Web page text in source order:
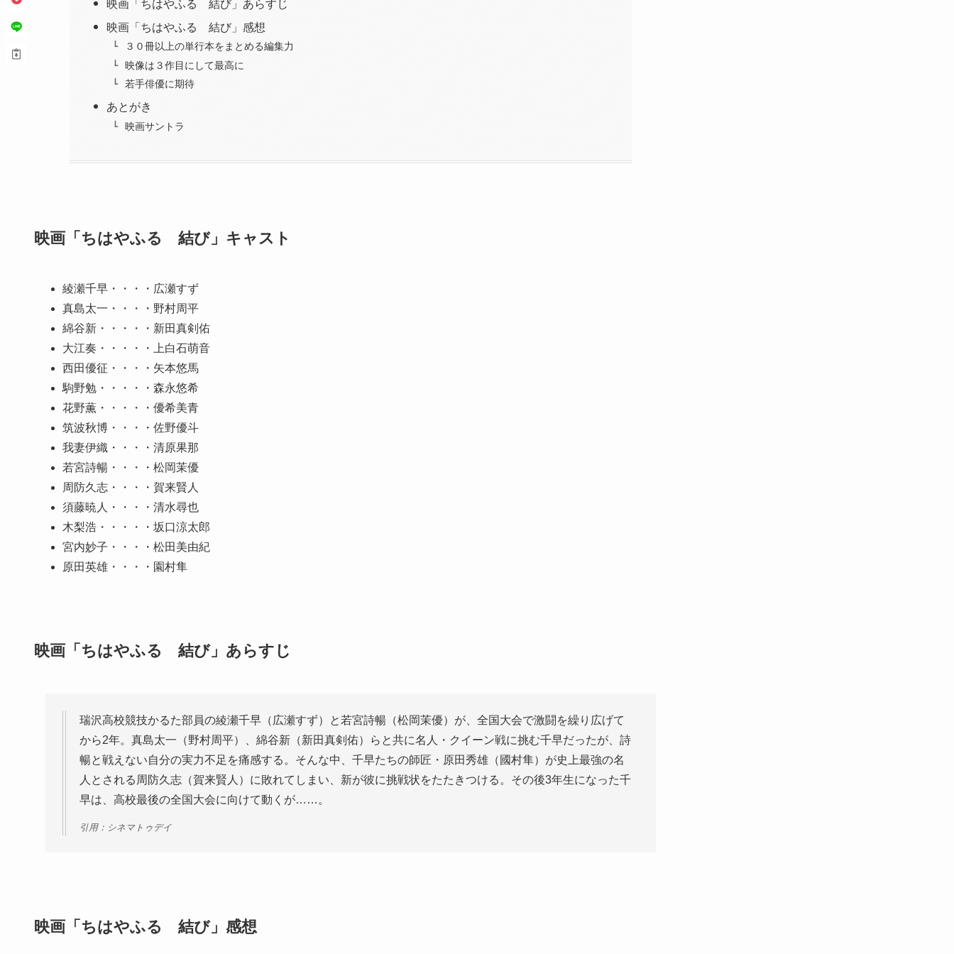
映画「ちはやふる 結び」あらすじ
映画「ちはやふる 結び」感想
３０冊以上の単行本をまとめる編集力
映像は３作目にして最高に
若手俳優に期待
あとがき
映画サントラ
映画「ちはやふる 結び」キャスト
綾瀬千早・・・・広瀬すず
真島太一・・・・野村周平
綿谷新・・・・・新田真剣佑
大江奏・・・・・上白石萌音
西田優征・・・・矢本悠馬
駒野勉・・・・・森永悠希
花野薫・・・・・優希美青
筑波秋博・・・・佐野優斗
我妻伊織・・・・清原果那
若宮詩暢・・・・松岡茉優
周防久志・・・・賀来賢人
須藤暁人・・・・清水尋也
木梨浩・・・・・坂口涼太郎
宮内妙子・・・・松田美由紀
原田英雄・・・・園村隼
映画「ちはやふる 結び」あらすじ
瑞沢高校競技かるた部員の綾瀬千早（広瀬すず）と若宮詩暢（松岡茉優）が、全国大会で激闘を繰り広げて
から2年。真島太一（野村周平）、綿谷新（新田真剣佑）らと共に名人・クイーン戦に挑む千早だったが、詩
暢と戦えない自分の実力不足を痛感する。そんな中、千早たちの師匠・原田秀雄（國村隼）が史上最強の名
人とされる周防久志（賀来賢人）に敗れてしまい、新が彼に挑戦状をたたきつける。その後3年生になった千
早は、高校最後の全国大会に向けて動くが……。
引用：シネマトゥデイ
映画「ちはやふる 結び」感想